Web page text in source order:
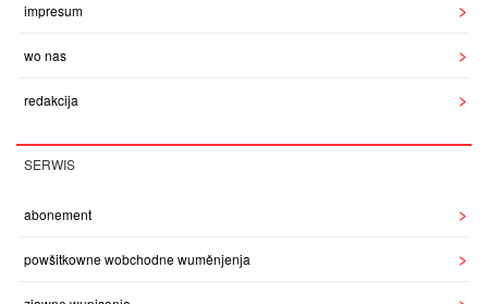
impresum
wo nas
redakcija
SERWIS
abonement
powšitkowne wobchodne wuměnjenja